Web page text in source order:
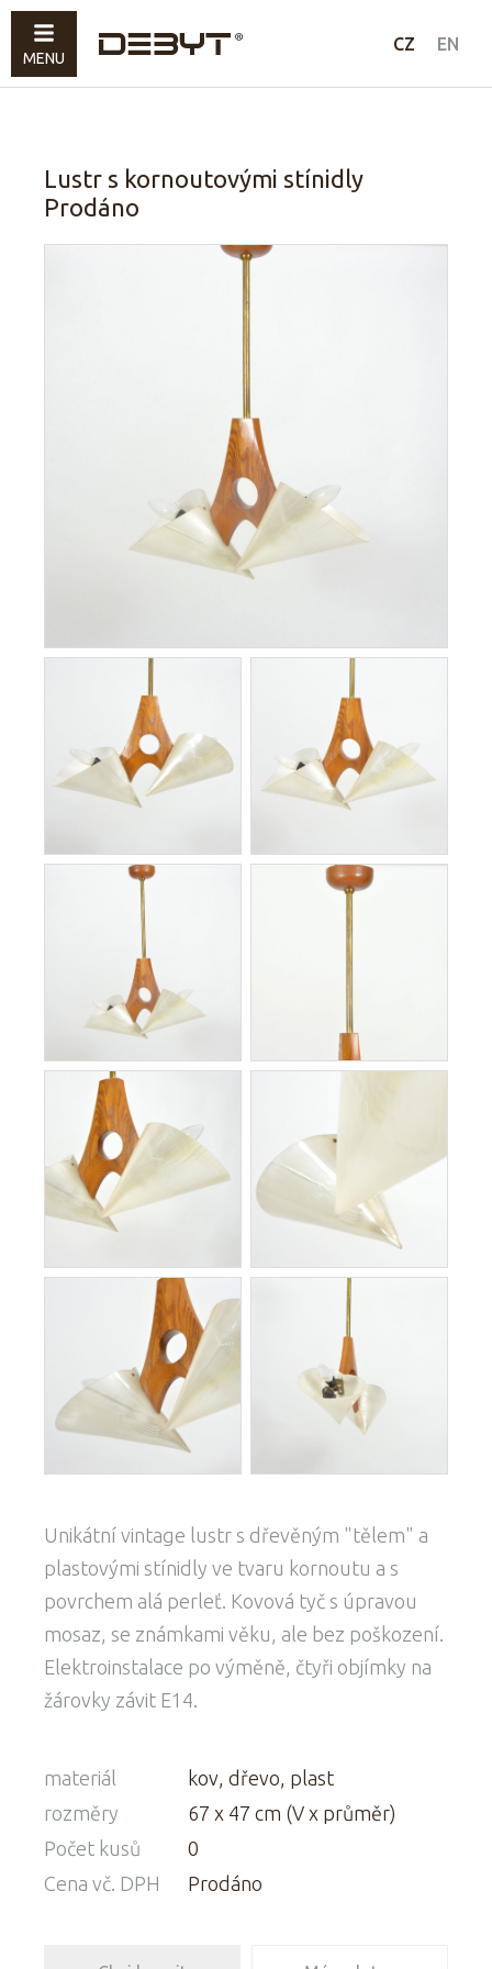
CZ EN
Nábytek
Svítidla
Prodáno
Jak nakupovat
Lustr s kornoutovými stínidly
Prodáno
Unikátní vintage lustr s dřevěným "tělem" a
plastovými stínidly ve tvaru kornoutu a s
povrchem alá perleť. Kovová tyč s úpravou
mosaz, se známkami věku, ale bez poškození.
Elektroinstalace po výměně, čtyři objímky na
žárovky závit E14.
materiál
kov, dřevo, plast
rozměry
67 x 47 cm (V x průměr)
Počet kusů
0
Cena vč. DPH
Prodáno
MENU